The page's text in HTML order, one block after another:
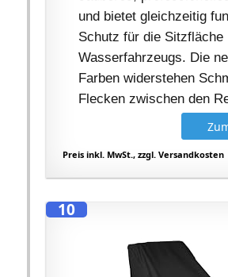
und bietet gleichzeitig
Schutz für die Sitzfläche
Wasserfahrzeugs. Die
Farben widerstehen
Flecken zwischen den
Preis inkl. MwSt., zzgl. Versandkosten
10